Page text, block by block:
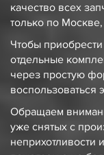
качество всех
только по
Чтобы приобрести
отдельные
через простую
воспользоваться
Обращаем
уже снятых с
неприхотливости